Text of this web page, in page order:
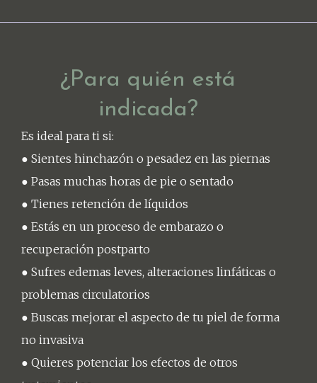
¿Para quién está
indicada?
Es ideal para ti si:
● Sientes hinchazón o pesadez en las piernas
● Pasas muchas horas de pie o sentado
● Tienes retención de líquidos
● Estás en un proceso de embarazo o
recuperación postparto
● Sufres edemas leves, alteraciones linfáticas o
problemas circulatorios
● Buscas mejorar el aspecto de tu piel de forma
no invasiva
● Quieres potenciar los efectos de otros